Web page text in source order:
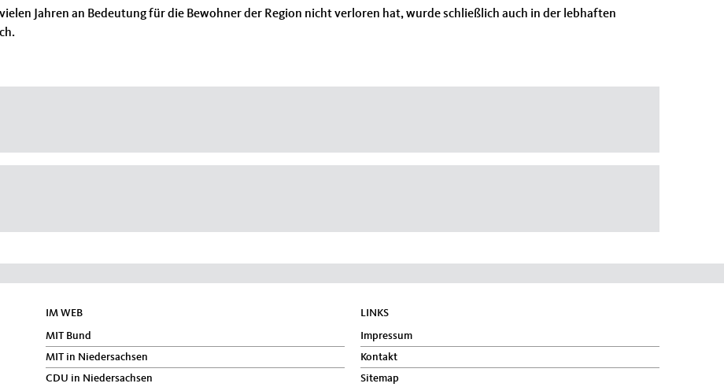
Jahren an Bedeutung für die Bewohner der Region nicht verloren hat, wurde schließlich auch in der lebhaften
IM WEB
MIT Bund
MIT in Niedersachsen
CDU in Niedersachsen
LINKS
Impressum
Kontakt
Sitemap